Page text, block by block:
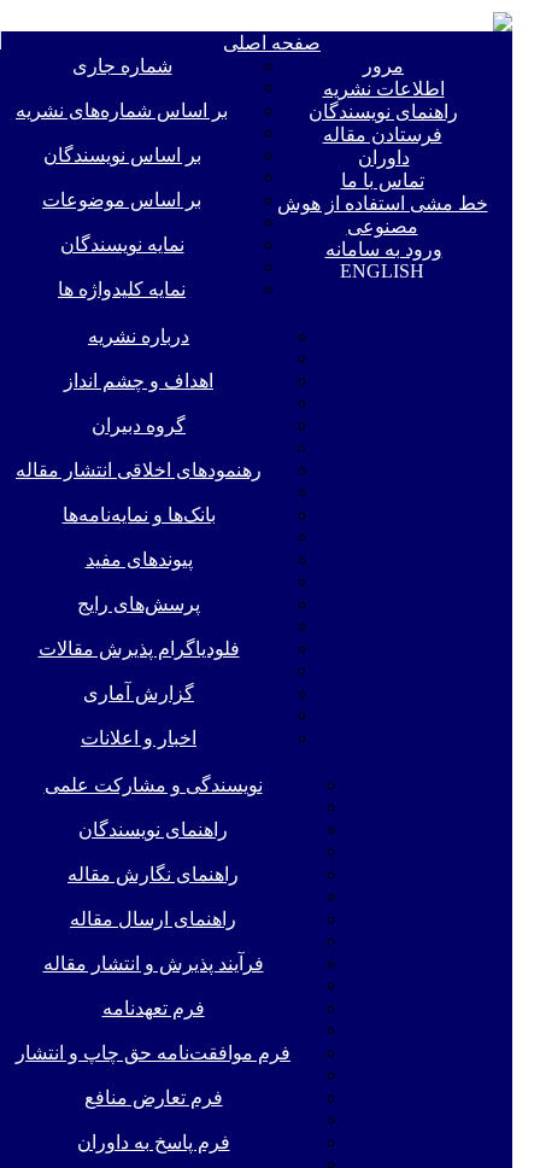
صفحه اصلی
مرور
شماره جاری
بر اساس شماره‌های نشریه
بر اساس نویسندگان
بر اساس موضوعات
نمایه نویسندگان
نمایه کلیدواژه ها
اطلاعات نشریه
درباره نشریه
اهداف و چشم انداز
گروه دبیران
رهنمودهای اخلاقی انتشار مقاله
بانک‌ها و نمایه‌‌نامه‌ها
پیوندهای مفید
پرسش‌های رایج
فلودیاگرام پذیرش مقالات
گزارش آماری
اخبار و اعلانات
راهنمای نویسندگان
نویسندگی و مشارکت علمی
راهنمای نویسندگان
راهنمای نگارش مقاله
راهنمای ارسال مقاله
فرآیند پذیرش و انتشار مقاله
فرم تعهدنامه
فرم موافقت‌نامه حق چاپ و انتشار
فرم تعارض منافع
فرم پاسخ به داوران
فرستادن مقاله
داوران
تماس با ما
خط مشی استفاده از هوش
مصنوعی
ورود به سامانه
ENGLISH